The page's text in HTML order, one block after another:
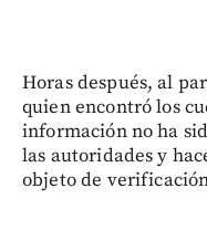
Horas después, al
quien encontró los
información no ha
las autoridades y
objeto de